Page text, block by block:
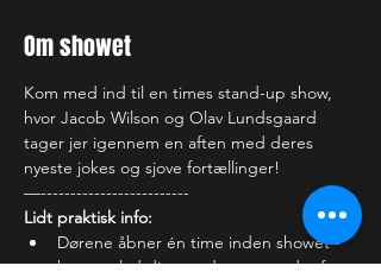
Om showet
Kom med ind til en times stand-up show,
hvor Jacob Wilson og Olav Lundsgaard
tager jer igennem en aften med deres
nyeste jokes og sjove fortællinger!
—-------------------------
Lidt praktisk info:
Dørene åbner én time inden showet -
kom og lad din stand-up comedy aften